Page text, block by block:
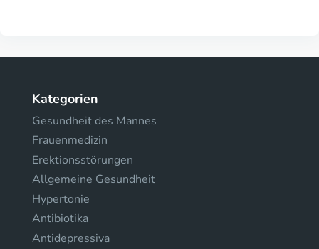
Kategorien
Gesundheit des Mannes
Frauenmedizin
Erektionsstörungen
Allgemeine Gesundheit
Hypertonie
Antibiotika
Antidepressiva